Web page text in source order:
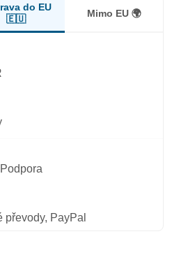
do EU
🇪🇺
Mimo EU 🌍
převody, PayPal